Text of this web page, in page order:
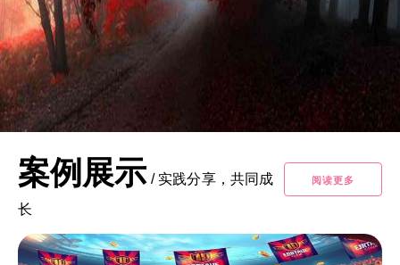
案例展示 / 实践分享，共同成
长
阅读更多